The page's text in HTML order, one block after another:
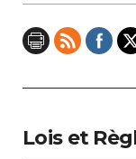
Lois et